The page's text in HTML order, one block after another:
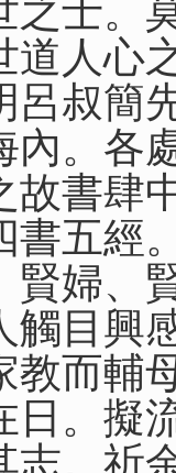
之士。
道人心
呂叔簡
內。各
故書肆
書五經
賢婦、
觸目興
教而輔
日。擬
志。祈